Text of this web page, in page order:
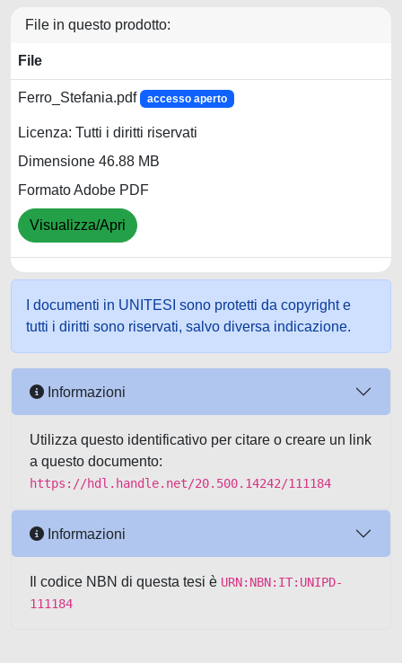
File in questo prodotto:
File
Ferro_Stefania.pdf accesso aperto
Licenza: Tutti i diritti riservati
Dimensione 46.88 MB
Formato Adobe PDF
Visualizza/Apri
I documenti in UNITESI sono protetti da copyright e
tutti i diritti sono riservati, salvo diversa indicazione.
Informazioni
Utilizza questo identificativo per citare o creare un link
a questo documento:
https://hdl.handle.net/20.500.14242/111184
Informazioni
Il codice NBN di questa tesi è URN:NBN:IT:UNIPD-
111184